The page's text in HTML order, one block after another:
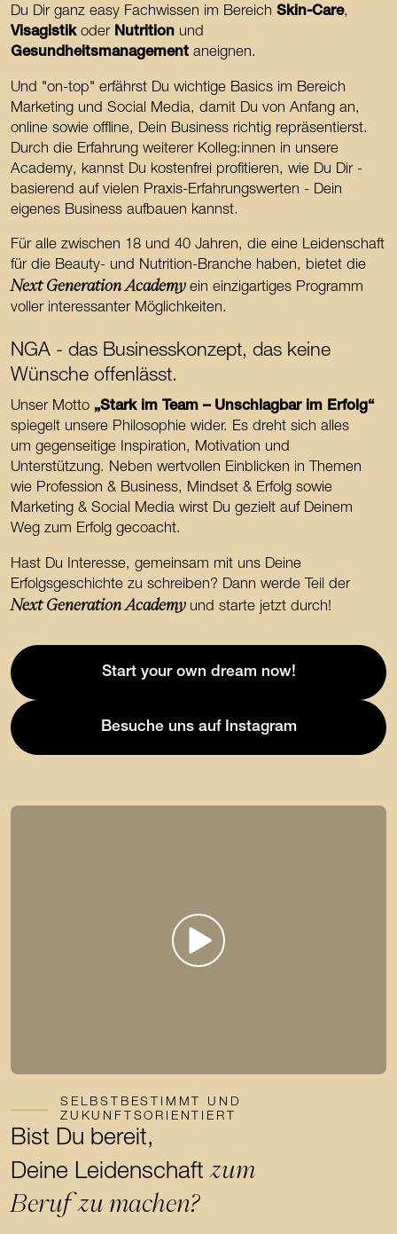
Du Dir ganz easy Fachwissen im BereichSkin-Care,
Visagistikoder Nutrition und
Gesundheitsmanagementaneignen.
Und "on-top" erfährst Du wichtige Basics im Bereich
Marketing und Social Media, damit Du von Anfang an,
online sowie offline, Dein Business richtig repräsentierst.
Durch die Erfahrung weiterer Kolleg:innen in unsere
Academy, kannst Du kostenfrei profitieren, wie Du Dir -
basierend auf vielen Praxis-Erfahrungswerten - Dein
eigenes Business aufbauen kannst.
Für alle zwischen 18 und 40 Jahren, die eine Leidenschaft
für die Beauty- und Nutrition-Branche haben, bietet die
Next Generation Academyein einzigartiges Programm
voller interessanter Möglichkeiten.
NGA - das Businesskonzept, das keine
Wünsche offenlässt.
Unser Motto „Stark im Team – Unschlagbar im Erfolg“
spiegelt unsere Philosophie wider. Es dreht sich alles
um gegenseitige Inspiration, Motivation und
Unterstützung. Neben wertvollen Einblicken in Themen
wie Profession & Business, Mindset & Erfolg sowie
Marketing & Social Media wirst Du gezielt auf Deinem
Weg zum Erfolg gecoacht.
Hast Du Interesse, gemeinsam mit uns Deine
Erfolgsgeschichte zu schreiben? Dann werde Teil der
Next Generation Academyund starte jetzt durch!
Start your own dream now!
Besuche uns auf Instagram
(Öffnet in neuem Tab)
SELBSTBESTIMMT UND
ZUKUNFTSORIENTIERT
Bist Du bereit,
Deine Leidenschaftzum
Beruf zu machen?